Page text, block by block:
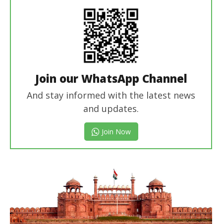
Join our WhatsApp Channel
And stay informed with the latest news
and updates.
Join Now